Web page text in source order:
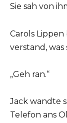
Sie sah von
Carols
verstand, was
„Geh ran.“
Jack wandte
Telefon ans